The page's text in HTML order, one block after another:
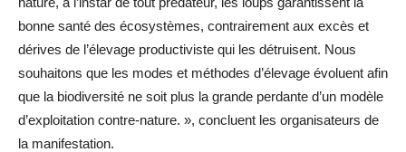
bonne santé des écosystèmes, contrairement aux excès et
dérives de l’élevage productiviste qui les détruisent. Nous
souhaitons que les modes et méthodes d’élevage évoluent afin
que la biodiversité ne soit plus la grande perdante d’un modèle
d’exploitation contre-nature. », concluent les organisateurs de
la manifestation.